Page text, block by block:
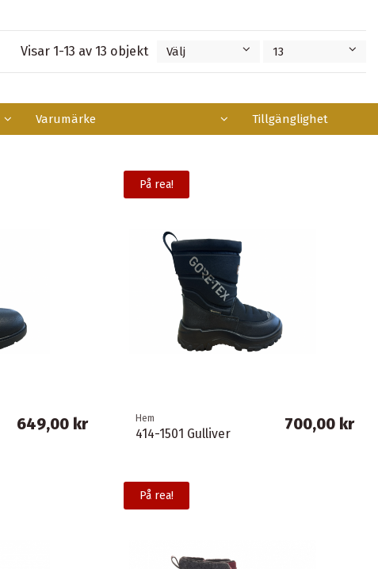
Visar 1-13 av 13 objekt Välj 13
Varumärke Tillgänglighet
649,00 kr
På rea!
Hem
414-1501 Gulliver
700,00 kr
På rea!